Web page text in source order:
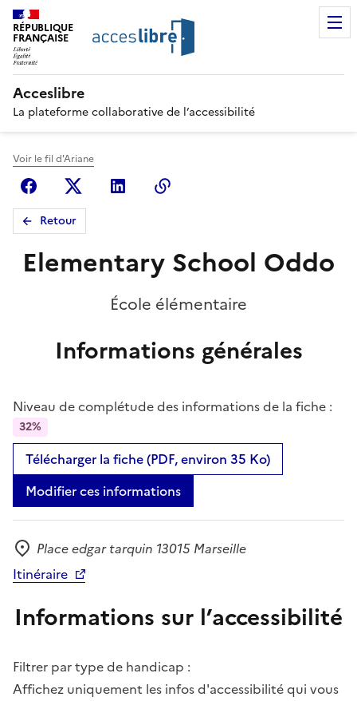
RÉPUBLIQUE
FRANÇAISE
Acceslibre
La plateforme collaborative de l’accessibilité
Voir le fil d'Ariane
FacebookX (anciennement Twitter)
Linkedin
Retour
Elementary School Oddo
École élémentaire
Informations générales
Niveau de complétude des informations de la fiche :
32%
Télécharger la fiche (PDF, environ 35 Ko)
Modifier ces informations
Adresse
Place edgar tarquin 13015 Marseille
Itinéraire
Informations sur l’accessibilité
Filtrer par type de handicap :
Affichez uniquement les infos d'accessibilité qui vous